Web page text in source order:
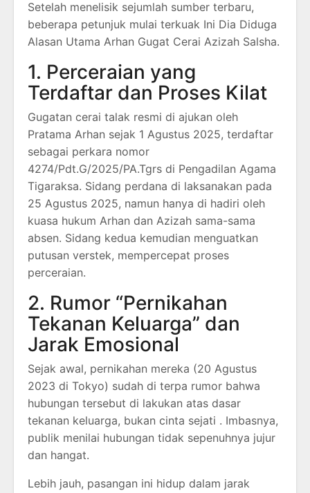
Setelah menelisik sejumlah sumber terbaru,
beberapa petunjuk mulai terkuak Ini Dia Diduga
Alasan Utama Arhan Gugat Cerai Azizah Salsha.
1. Perceraian yang
Terdaftar dan Proses Kilat
Gugatan cerai talak resmi di ajukan oleh
Pratama Arhan sejak 1 Agustus 2025, terdaftar
sebagai perkara nomor
4274/Pdt.G/2025/PA.Tgrs di Pengadilan Agama
Tigaraksa. Sidang perdana di laksanakan pada
25 Agustus 2025, namun hanya di hadiri oleh
kuasa hukum Arhan dan Azizah sama-sama
absen. Sidang kedua kemudian menguatkan
putusan verstek, mempercepat proses
perceraian.
2. Rumor “Pernikahan
Tekanan Keluarga” dan
Jarak Emosional
Sejak awal, pernikahan mereka (20 Agustus
2023 di Tokyo) sudah di terpa rumor bahwa
hubungan tersebut di lakukan atas dasar
tekanan keluarga, bukan cinta sejati . Imbasnya,
publik menilai hubungan tidak sepenuhnya jujur
dan hangat.
Lebih jauh, pasangan ini hidup dalam jarak